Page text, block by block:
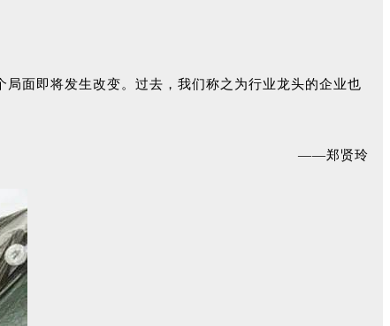
面即将发生改变。过去，我们称之为行业龙头的企业也
——郑贤玲